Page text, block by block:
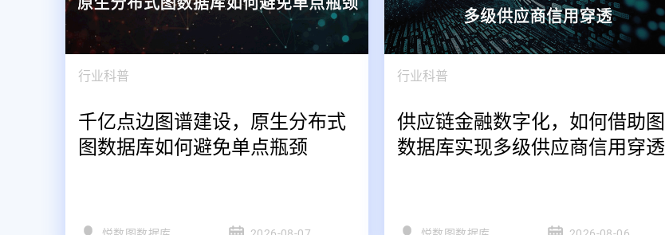
行业科普
千亿点边图谱建设，原生分布式
图数据库如何避免单点瓶颈
行业科普
供应链金融数字化，如何借助图
数据库实现多级供应商信用穿透